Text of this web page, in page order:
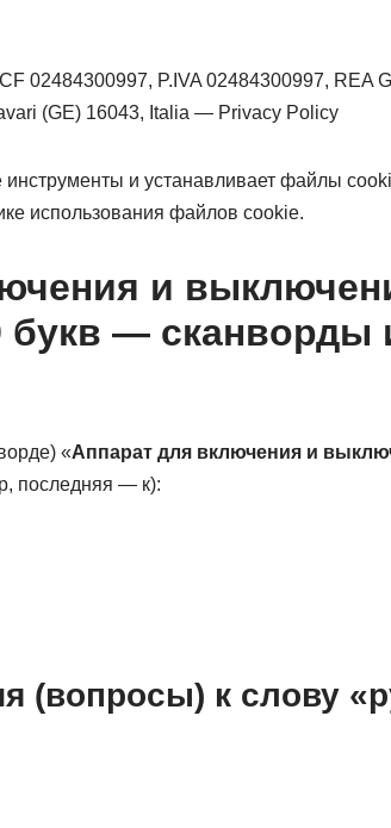
02484300997, P.IVA 02484300997, REA
(GE) 16043, Italia — Privacy Policy
инструменты и устанавливает файлы
использования файлов cookie.
и
букв — сканворды
«Аппарат для включения и
последняя — к):
(вопросы) к слову